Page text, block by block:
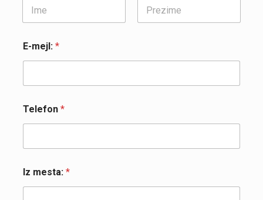
E-mejl: *
Telefon *
Iz mesta: *